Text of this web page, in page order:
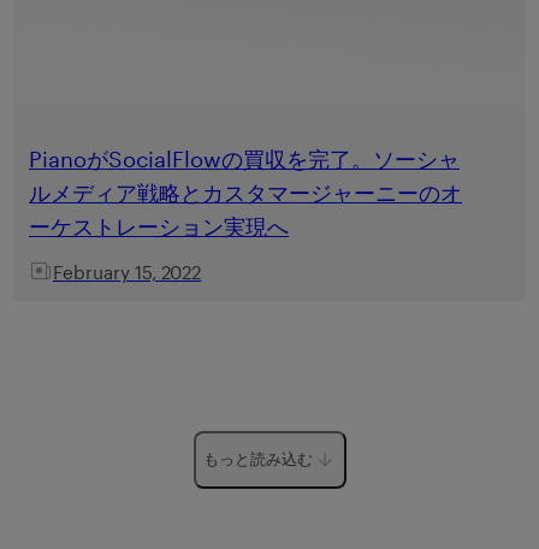
PianoがSocialFlowの買収を完了。ソーシャ
ルメディア戦略とカスタマージャーニーのオ
ーケストレーション実現へ
February 15, 2022
もっと読み込む